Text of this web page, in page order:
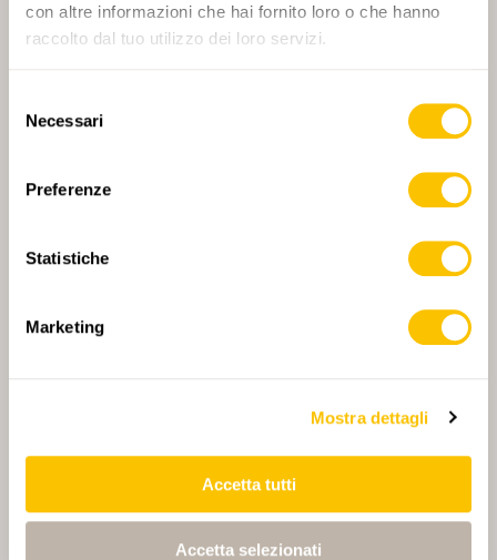
con altre informazioni che hai fornito loro o che hanno
raccolto dal tuo utilizzo dei loro servizi.
delNecessari
Preferenze
Statistiche
Marketing
Mostra dettagli
Accetta tutti
Accetta selezionati
GESTORE
Sentieri Svizzeri